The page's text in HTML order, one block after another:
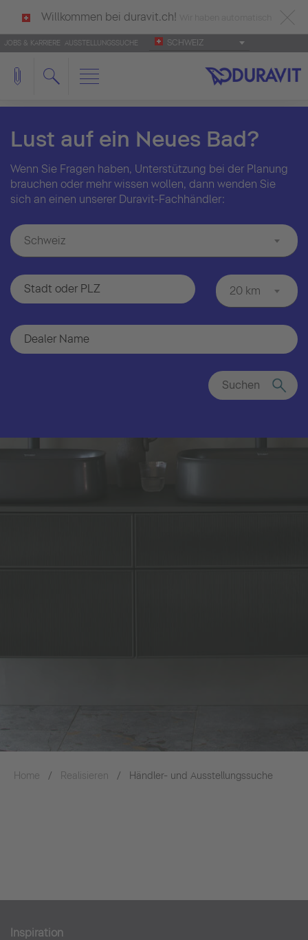
Willkommen bei duravit.ch!
deutsch als Ihre Sprache erkannt.
Français Italiano
JOBS & KARRIERE AUSSTELLUNGSSUCHE SCHWEIZ
Lust auf ein Neues Bad?
Wenn Sie Fragen haben, Unterstützung bei der Planung
brauchen oder mehr wissen wollen, dann wenden Sie
sich an einen unserer Duravit-Fachhändler:
Schweiz
20 km
Suchen
Home Realisieren Händler- und Ausstellungssuche
Inspiration